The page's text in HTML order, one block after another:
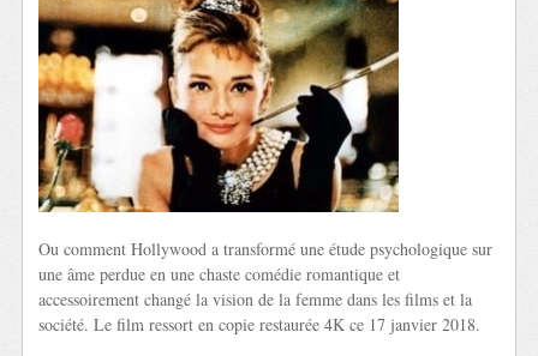
Ou comment Hollywood a transformé une étude psychologique sur
une âme perdue en une chaste comédie romantique et
accessoirement changé la vision de la femme dans les films et la
société. Le film ressort en copie restaurée 4K ce 17 janvier 2018.